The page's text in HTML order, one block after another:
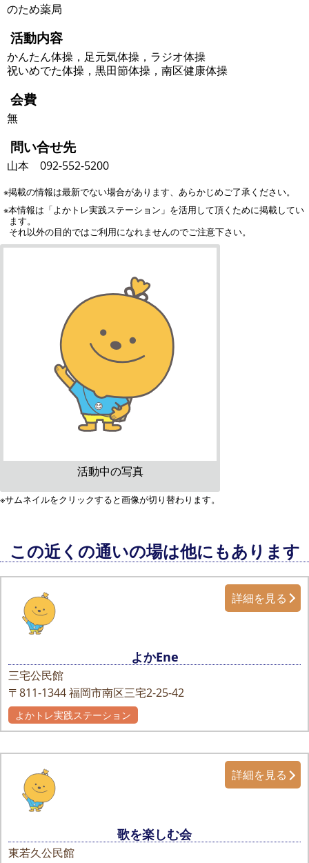
のため薬局
活動内容
かんたん体操，足元気体操，ラジオ体操
祝いめでた体操，黒田節体操，南区健康体操
会費
無
問い合せ先
山本 092-552-5200
※掲載の情報は最新でない場合があります、あらかじめご了承ください。
※本情報は「よかトレ実践ステーション」を活用して頂くために掲載してい
ます。
それ以外の目的ではご利用になれませんのでご注意下さい。
活動中の写真
※サムネイルをクリックすると画像が切り替わります。
この近くの通いの場は他にもあります
よかEne
三宅公民館
〒811-1344福岡市南区三宅2-25-42
詳細を見る
よかトレ実践ステーション
歌を楽しむ会
東若久公民館
詳細を見る